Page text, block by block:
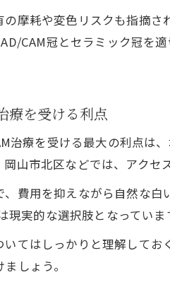
岡山市で自
CAD/CAM
摩耗や変色リスクも指摘
CAM冠とセラミック冠を
療を受ける利点
治療を受ける最大の利点は
山市北区などでは、アク
費用を抑えながら自然な
実的な選択肢となっていま
てはしっかりと理解して
しょう。